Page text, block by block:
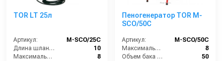
TOR LT 25л
Артикул:
М-SCO/25C
Длина шланга (м):
10
Максимальное давление (бар):
8
Пеногенератор TOR M-
SCO/50C
Артикул:
M-SCO/50C
Максимальное давление (бар):
8
Объем бака (л):
50